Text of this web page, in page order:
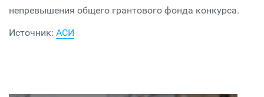
непревышения общего грантового фонда конкурса.
Источник: АСИ